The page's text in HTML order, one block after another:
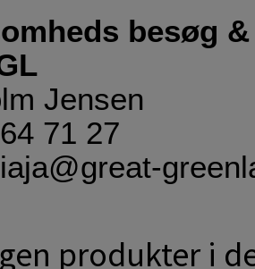
besøg
Jensen
71 27
produkter i